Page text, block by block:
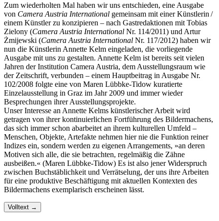
Zum wiederholten Mal haben wir uns entschieden, eine Ausgabe
von Camera Austria International gemeinsam mit einer Künstlerin /
einem Künstler zu konzipieren – nach Gastredaktionen mit Tobias
Zielony (Camera Austria International Nr. 114/2011) und Artur
Żmijewski (Camera Austria International Nr. 117/2012) haben wir
nun die Künstlerin Annette Kelm eingeladen, die vorliegende
Ausgabe mit uns zu gestalten. Annette Kelm ist bereits seit vielen
Jahren der Institution Camera Austria, dem Ausstellungsraum wie
der Zeitschrift, verbunden – einem Hauptbeitrag in Ausgabe Nr.
102/2008 folgte eine von Maren Lübbke-Tidow kuratierte
Einzelausstellung in Graz im Jahr 2009 und immer wieder
Besprechungen ihrer Ausstellungsprojekte.
Unser Interesse an Annette Kelms künstlerischer Arbeit wird
getragen von ihrer kontinuierlichen Fortführung des Bildermachens,
das sich immer schon abarbeitet an ihrem kulturellen Umfeld –
Menschen, Objekte, Artefakte nehmen hier nie die Funktion reiner
Indizes ein, sondern werden zu eigenen Arrangements, »an deren
Motiven sich alle, die sie betrachten, regelmäßig die Zähne
ausbeißen.« (Maren Lübbke-Tidow) Es ist also jener Widerspruch
zwischen Buchstäblichkeit und Verrätselung, der uns ihre Arbeiten
für eine produktive Beschäftigung mit aktuellen Kontexten des
Bildermachens exemplarisch erscheinen lässt.
Volltext →